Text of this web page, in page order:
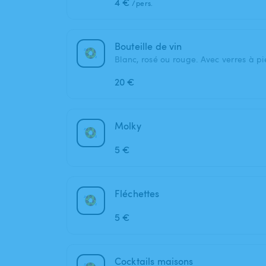
/pers.
Bouteille de vin
Blanc, rosé ou rouge. Avec verres à
20 €
Molky
5 €
Fléchettes
5 €
Cocktails maisons